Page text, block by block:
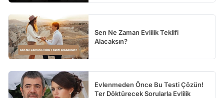
Sen Ne Zaman Evlilik Teklifi
Alacaksın?
Evlenmeden Önce Bu Testi Çözün!
Ter Döktürecek Sorularla Evlilik